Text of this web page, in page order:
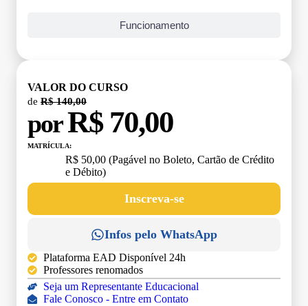
Funcionamento
VALOR DO CURSO
de R$ 140,00
porR$ 70,00
MATRÍCULA:
R$ 50,00 (Pagável no Boleto, Cartão de Crédito
e Débito)
Inscreva-se
Infos pelo WhatsApp
Plataforma EAD Disponível 24h
Professores renomados
Seja um Representante Educacional
Fale Conosco - Entre em Contato